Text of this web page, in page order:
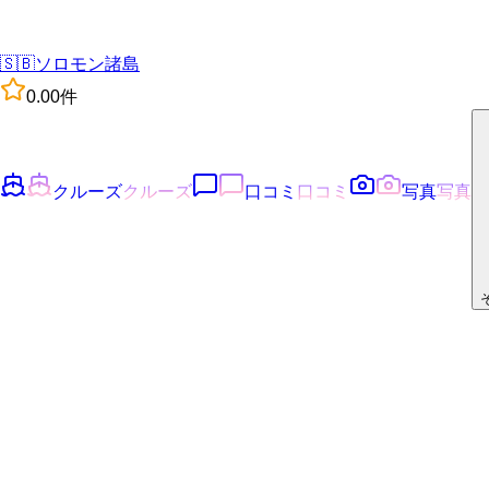
🇸🇧ソロモン諸島
0.00件
クルーズクルーズ 口コミ 口コミ 写真写真